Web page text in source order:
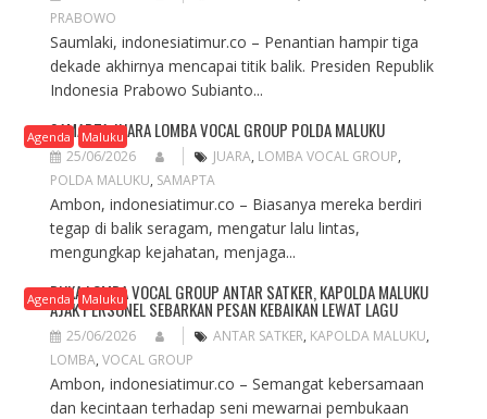
PRABOWO
Saumlaki, indonesiatimur.co – Penantian hampir tiga
dekade akhirnya mencapai titik balik. Presiden Republik
Indonesia Prabowo Subianto...
Agenda Maluku
SAMAPTA JUARA LOMBA VOCAL GROUP POLDA MALUKU
25/06/2026 JUARA, LOMBA VOCAL GROUP,
POLDA MALUKU, SAMAPTA
Ambon, indonesiatimur.co – Biasanya mereka berdiri
tegap di balik seragam, mengatur lalu lintas,
mengungkap kejahatan, menjaga...
Agenda Maluku
BUKA LOMBA VOCAL GROUP ANTAR SATKER, KAPOLDA MALUKU
AJAK PERSONEL SEBARKAN PESAN KEBAIKAN LEWAT LAGU
25/06/2026 ANTAR SATKER, KAPOLDA MALUKU,
LOMBA, VOCAL GROUP
Ambon, indonesiatimur.co – Semangat kebersamaan
dan kecintaan terhadap seni mewarnai pembukaan